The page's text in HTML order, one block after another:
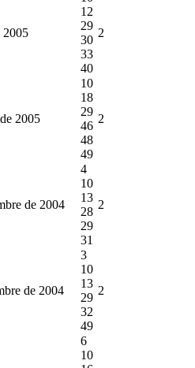
2005
12
29
30
33
40
2
2005
10
18
29
46
48
49
2
de 2004
4
10
13
28
29
31
2
de 2004
3
10
13
29
32
49
2
6
10